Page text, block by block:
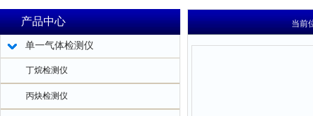
产品中心
单一气体检测仪
丁烷检测仪
丙炔检测仪
当前